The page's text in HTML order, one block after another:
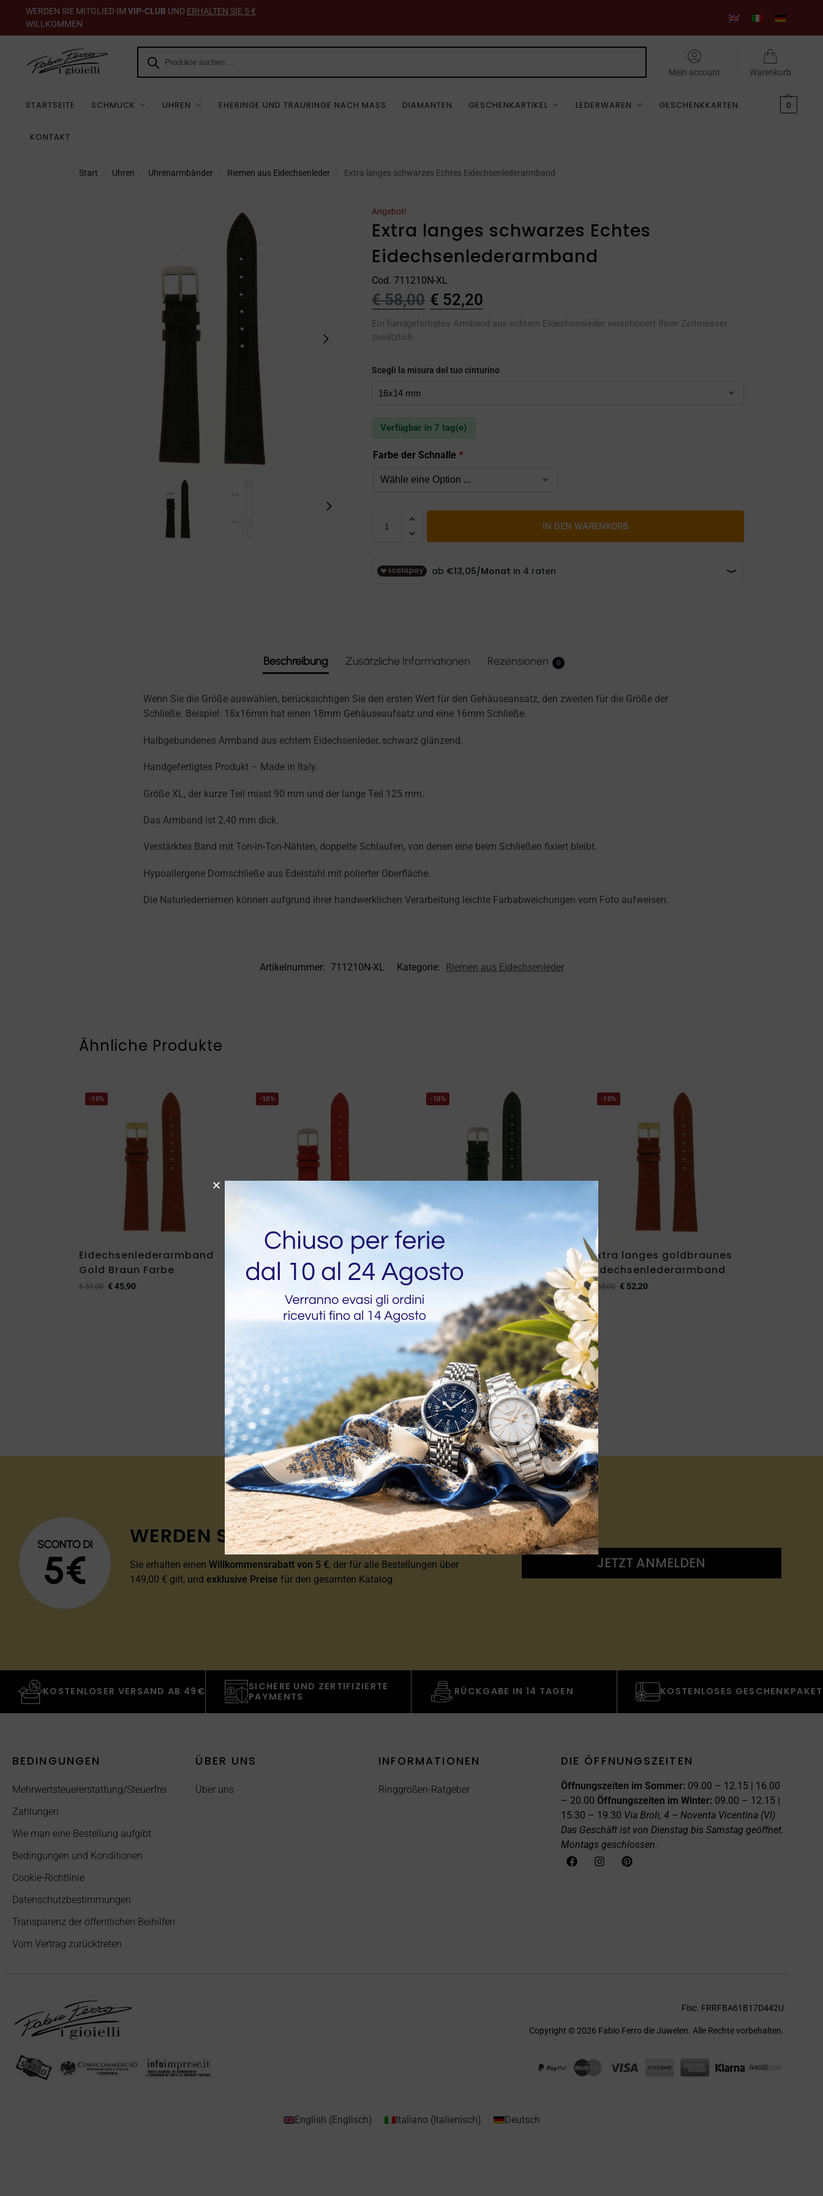
WERDEN SIE MITGLIED IM VIP-CLUB UND ERHALTEN SIE 5 €
WILLKOMMEN
Mein account Warenkorb
STARTSEITE SCHMUCK UHREN EHERINGE UND TRAURINGE NACH MASS DIAMANTEN GESCHENKARTIKEL LEDERWAREN GESCHENKKARTEN
KONTAKT
0
Start Uhren Uhrenarmbänder Riemen aus Eidechsenleder Extra langes schwarzes Echtes Eidechsenlederarmband
Angebot!
Extra langes schwarzes Echtes
Eidechsenlederarmband
Cod. 711210N-XL
€58,00 € 52,20
Ein handgefertigtes Armband aus echtem Eidechsenleder verschönert Ihren Zeitmesser
zusätzlich.
Scegli la misura del tuo cinturino
Verfügbar in 7 tag(e)
Farbe der Schnalle *
IN DEN WARENKORB
Beschreibung Zusätzliche Informationen Rezensionen 0
Wenn Sie die Größe auswählen, berücksichtigen Sie den ersten Wert für den Gehäuseansatz, den zweiten für die Größe der
Schließe. Beispiel: 18x16mm hat einen 18mm Gehäuseaufsatz und eine 16mm Schließe.
Halbgebundenes Armband aus echtem Eidechsenleder, schwarz glänzend.
Handgefertigtes Produkt – Made in Italy.
Größe XL, der kurze Teil misst 90 mm und der lange Teil 125 mm.
Das Armband ist 2,40 mm dick.
Verstärktes Band mit Ton-in-Ton-Nähten, doppelte Schlaufen, von denen eine beim Schließen fixiert bleibt.
Hypoallergene Dornschließe aus Edelstahl mit polierter Oberfläche.
Die Naturlederriemen können aufgrund ihrer handwerklichen Verarbeitung leichte Farbabweichungen vom Foto aufweisen.
Artikelnummer: 711210N-XL Kategorie: Riemen aus Eidechsenleder
Ähnliche Produkte
-10%
Eidechsenlederarmband
Gold Braun Farbe
€51,00 €45,90
-10%
Eidechsenlederarmband
-10%
Eidechsenlederarmband
€
-10%
Extra langes goldbraunes
Eidechsenlederarmband
€58,00 € 52,20
WERDEN SIE MITGLIED IM VIP-CLUB
Sie erhalten einen Willkommensrabatt von 5 €, der für alle Bestellungen über
149,00 € gilt, und exklusive Preise für den gesamten Katalog.
JETZT ANMELDEN
KOSTENLOSER VERSAND AB 49€
SICHERE UND ZERTIFIZIERTE
PAYMENTS
RÜCKGABE IN 14 TAGEN KOSTENLOSES GESCHENKPAKET
BEDINGUNGEN
Mehrwertsteuererstattung/Steuerfrei
Zahlungen
Wie man eine Bestellung aufgibt
Bedingungen und Konditionen
Cookie-Richtlinie
Datenschutzbestimmungen
Transparenz der öffentlichen Beihilfen
Vom Vertrag zurücktreten
ÜBER UNS
Über uns
INFORMATIONEN
Ringgrößen-Ratgeber
DIE ÖFFNUNGSZEITEN
Öffnungszeiten im Sommer: 09.00 – 12.15 | 16.00
– 20.00 Öffnungszeiten im Winter: 09.00 – 12.15 |
15.30 – 19.30 Via Broli, 4 – Noventa Vicentina (VI)
Das Geschäft ist von Dienstag bis Samstag geöffnet.
Montags geschlossen.
Fisc. FRRFBA61B17D442U
Copyright © 2026 Fabio Ferro die Juwelen. Alle Rechte vorbehalten.
English (Englisch) Italiano (Italienisch) Deutsch